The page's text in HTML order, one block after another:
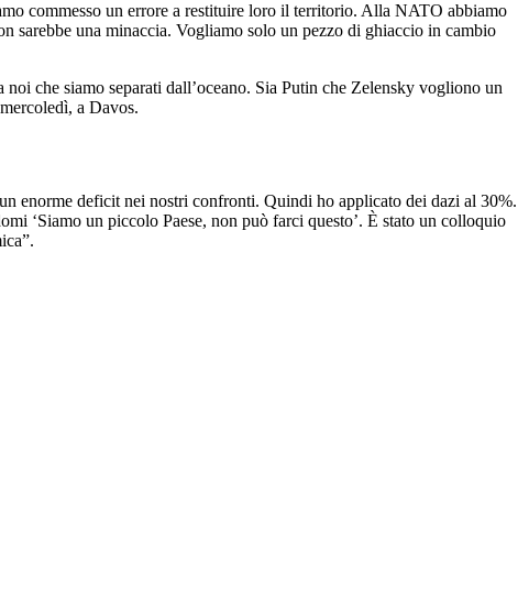
commesso un errore a restituire loro il territorio. Alla NATO abbiamo
sarebbe una minaccia. Vogliamo solo un pezzo di ghiaccio in cambio
che siamo separati dall’oceano. Sia Putin che Zelensky vogliono un
a Davos.
enorme deficit nei nostri confronti. Quindi ho applicato dei dazi al 30%.
‘Siamo un piccolo Paese, non può farci questo’. È stato un colloquio